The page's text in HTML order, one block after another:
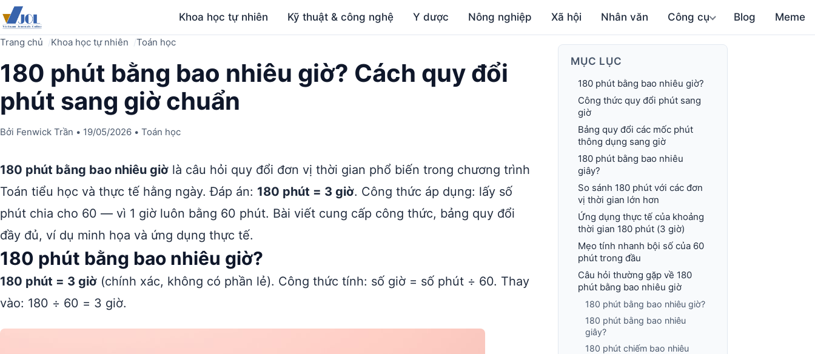
Khoa học tự nhiên Kỹ thuật & công nghệ Y dược Nông nghiệp Xã hội Nhân văn Công cụ Blog Meme
Trang chủ Khoa học tự nhiên Toán học
180 phút bằng bao nhiêu giờ? Cách quy đổi
phút sang giờ chuẩn
Bởi Fenwick Trần • 19/05/2026 • Toán học
180 phút bằng bao nhiêu giờ là câu hỏi quy đổi đơn vị thời gian phổ biến trong chương trình
Toán tiểu học và thực tế hằng ngày. Đáp án: 180 phút = 3 giờ. Công thức áp dụng: lấy số
phút chia cho 60 — vì 1 giờ luôn bằng 60 phút. Bài viết cung cấp công thức, bảng quy đổi
đầy đủ, ví dụ minh họa và ứng dụng thực tế.
180 phút bằng bao nhiêu giờ?
180 phút = 3 giờ (chính xác, không có phần lẻ). Công thức tính: số giờ = số phút ÷ 60. Thay
vào: 180 ÷ 60 = 3 giờ.
MỤC LỤC
180 phút bằng bao nhiêu giờ?
Công thức quy đổi phút sang
giờ
Bảng quy đổi các mốc phút
thông dụng sang giờ
180 phút bằng bao nhiêu
giây?
So sánh 180 phút với các đơn
vị thời gian lớn hơn
Ứng dụng thực tế của khoảng
thời gian 180 phút (3 giờ)
Mẹo tính nhanh bội số của 60
phút trong đầu
Câu hỏi thường gặp về 180
phút bằng bao nhiêu giờ
180 phút bằng bao nhiêu giờ?
180 phút bằng bao nhiêu
giây?
180 phút chiếm bao nhiêu